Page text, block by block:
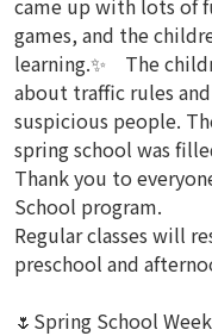
came up with lots of
games, and the
learning.✨ The
about traffic rules
suspicious people.
spring school was
Thank you to
School program.
Regular classes will
preschool and
🌷Spring School